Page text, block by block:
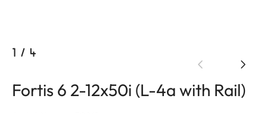
1 / 4
Fortis 6 2-12x50i (L-4a with Rail)